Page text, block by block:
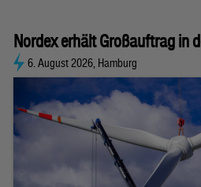
Nordex erhält Großauftrag in
6. August 2026, Hamburg